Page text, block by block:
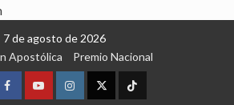
7 de agosto de 2026
Apostólica
Premio Nacional
FacebookYoutubeInstagram
X TikTok